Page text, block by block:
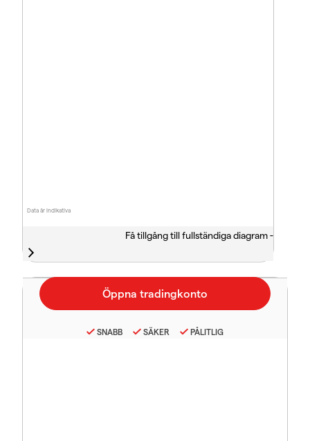
Data är indikativa
Få tillgång till fullständiga diagram -
SNABB SÄKER PÅLITLIG